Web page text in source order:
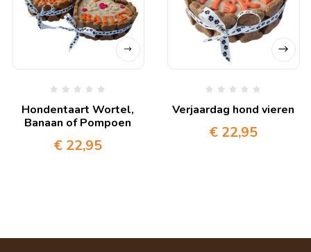
Hondentaart Wortel,
Banaan of Pompoen
€ 22,95
Verjaardag hond vieren
€ 22,95